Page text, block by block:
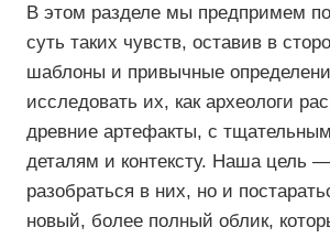
В этом разделе мы предпримем
суть таких чувств, оставив в
шаблоны и привычные
исследовать их, как археологи
древние артефакты, с
деталям и контексту. Наша цель
разобраться в них, но и
новый, более полный облик,